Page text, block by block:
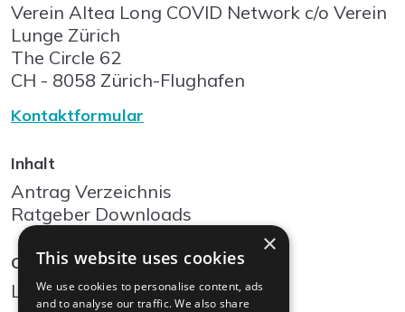
Verein Altea Long COVID Network c/o Verein
Lunge Zürich
The Circle 62
CH - 8058 Zürich-Flughafen
Kontaktformular
Inhalt
Antrag Verzeichnis
Ratgeber Downloads
Community
Log In
×
This website uses cookies
We use cookies to personalise content, ads
and to analyse our traffic. We also share